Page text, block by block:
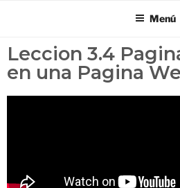
Menú
Leccion 3.4
en una Pagina